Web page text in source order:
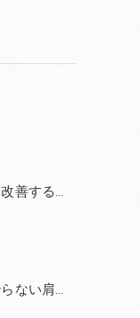
慢性腰痛を根本改善するなら和泉市の笑福整骨院【2022年11月22日の予約状況】
マッサージで治らない肩こりを改善する無痛整体和泉市笑福整骨院【2022年11月21日の予約状況】